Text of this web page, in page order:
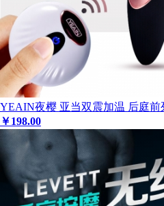
YEAIN夜樱 亚当双震加温 后庭前
￥198.00